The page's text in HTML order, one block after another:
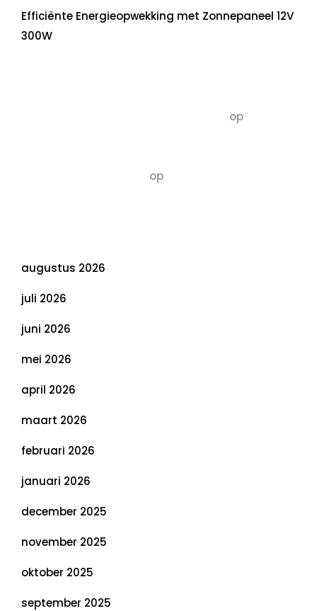
Efficiënte Energieopwekking met Zonnepaneel 12V
300W
op
op
augustus 2026
juli 2026
juni 2026
mei 2026
april 2026
maart 2026
februari 2026
januari 2026
december 2025
november 2025
oktober 2025
september 2025